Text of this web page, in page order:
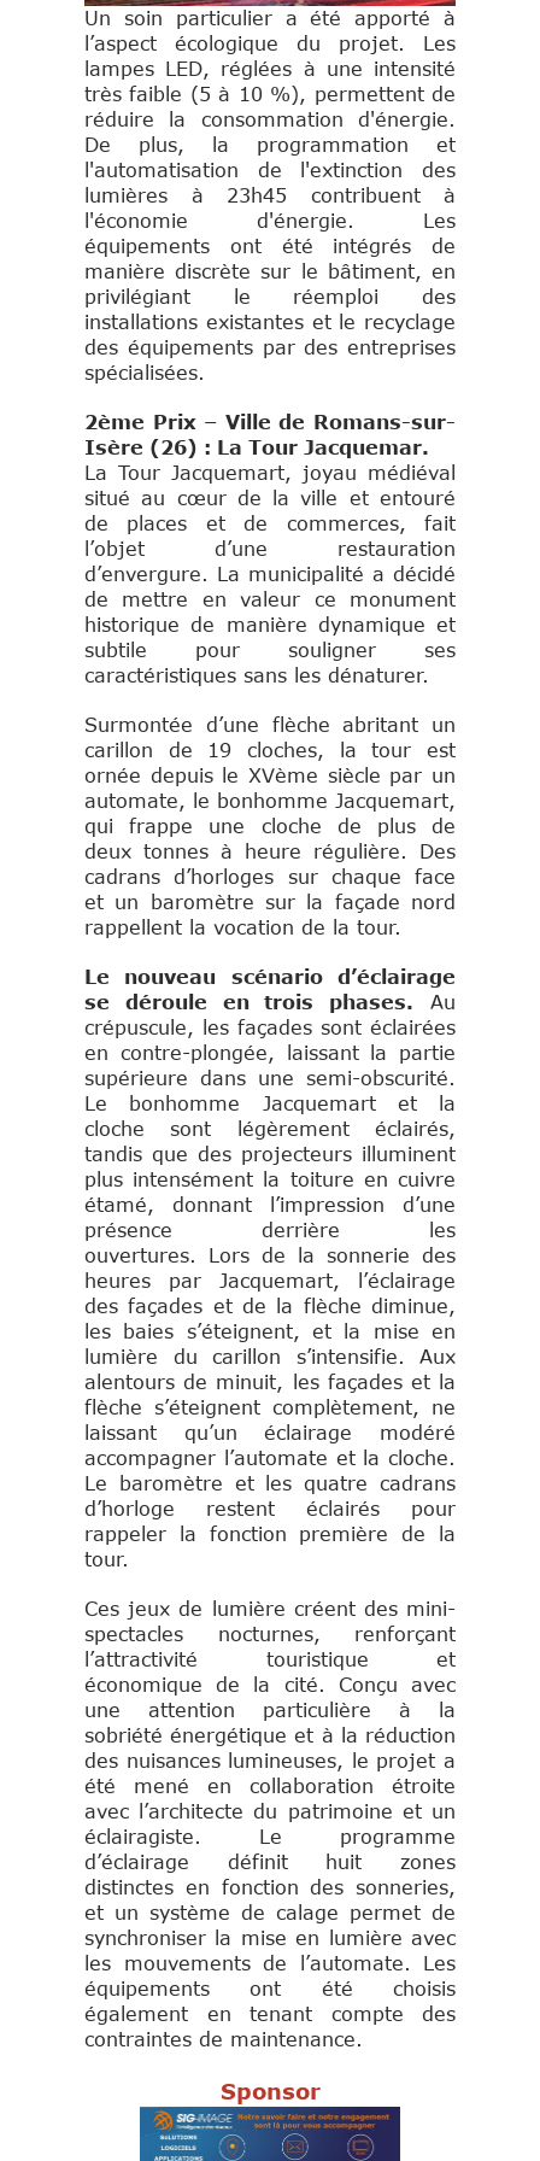
Un soin particulier a été apporté à
l’aspect écologique du projet. Les
lampes LED, réglées à une intensité
très faible (5 à 10 %), permettent de
réduire la consommation d'énergie.
De plus, la programmation et
l'automatisation de l'extinction des
lumières à 23h45 contribuent à
l'économie d'énergie. Les
équipements ont été intégrés de
manière discrète sur le bâtiment, en
privilégiant le réemploi des
installations existantes et le recyclage
des équipements par des entreprises
spécialisées.
2ème Prix – Ville de Romans-sur-
Isère (26) : La Tour Jacquemar.
La Tour Jacquemart, joyau médiéval
situé au cœur de la ville et entouré
de places et de commerces, fait
l’objet d’une restauration
d’envergure. La municipalité a décidé
de mettre en valeur ce monument
historique de manière dynamique et
subtile pour souligner ses
caractéristiques sans les dénaturer.
Surmontée d’une flèche abritant un
carillon de 19 cloches, la tour est
ornée depuis le XVème siècle par un
automate, le bonhomme Jacquemart,
qui frappe une cloche de plus de
deux tonnes à heure régulière. Des
cadrans d’horloges sur chaque face
et un baromètre sur la façade nord
rappellent la vocation de la tour.
Le nouveau scénario d’éclairage
se déroule en trois phases. Au
crépuscule, les façades sont éclairées
en contre-plongée, laissant la partie
supérieure dans une semi-obscurité.
Le bonhomme Jacquemart et la
cloche sont légèrement éclairés,
tandis que des projecteurs illuminent
plus intensément la toiture en cuivre
étamé, donnant l’impression d’une
présence derrière les
ouvertures. Lors de la sonnerie des
heures par Jacquemart, l’éclairage
des façades et de la flèche diminue,
les baies s’éteignent, et la mise en
lumière du carillon s’intensifie. Aux
alentours de minuit, les façades et la
flèche s’éteignent complètement, ne
laissant qu’un éclairage modéré
accompagner l’automate et la cloche.
Le baromètre et les quatre cadrans
d’horloge restent éclairés pour
rappeler la fonction première de la
tour.
Ces jeux de lumière créent des mini-
spectacles nocturnes, renforçant
l’attractivité touristique et
économique de la cité. Conçu avec
une attention particulière à la
sobriété énergétique et à la réduction
des nuisances lumineuses, le projet a
été mené en collaboration étroite
avec l’architecte du patrimoine et un
éclairagiste. Le programme
d’éclairage définit huit zones
distinctes en fonction des sonneries,
et un système de calage permet de
synchroniser la mise en lumière avec
les mouvements de l’automate. Les
équipements ont été choisis
également en tenant compte des
contraintes de maintenance.
Sponsor